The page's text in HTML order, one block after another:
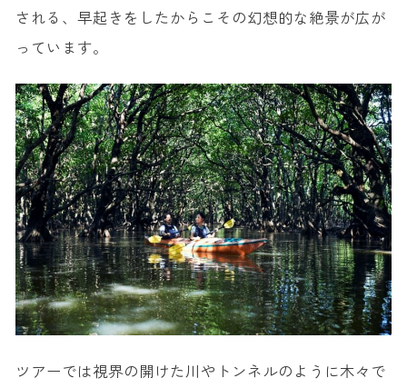
される、早起きをしたからこその幻想的な絶景が広が
っています。
ツアーでは視界の開けた川やトンネルのように木々で